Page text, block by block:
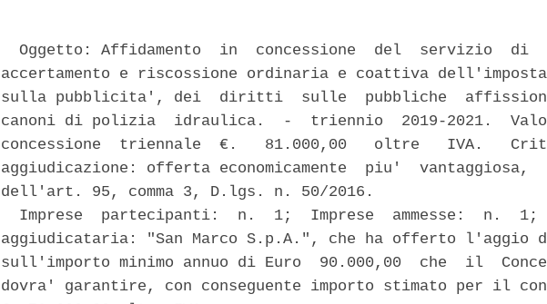
Oggetto: Affidamento  in  concessione  del  servizio  di
accertamento e riscossione ordinaria e coattiva dell'imposta
sulla pubblicita', dei  diritti  sulle  pubbliche
canoni di polizia  idraulica.  -  triennio  2019-2021.
concessione  triennale  €.   81.000,00   oltre   IVA.
aggiudicazione: offerta economicamente  piu'  vantaggiosa,
dell'art. 95, comma 3, D.lgs. n. 50/2016.
Imprese  partecipanti:  n.  1;  Imprese  ammesse:  n.  1;
aggiudicataria: "San Marco S.p.A.", che ha offerto l'aggio
sull'importo minimo annuo di Euro  90.000,00  che  il
dovra' garantire, con conseguente importo stimato per il